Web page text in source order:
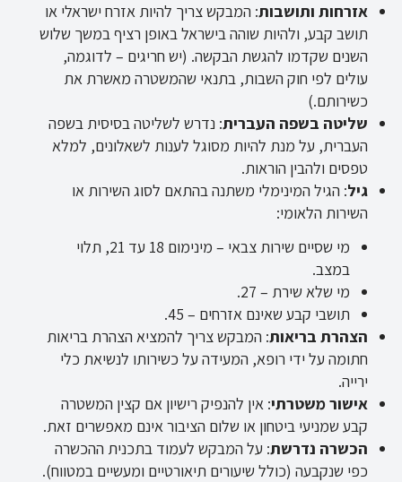
אזרחות ותושבות: המבקש צריך להיות אזרח ישראלי או
תושב קבע, ולהיות שוהה בישראל באופן רציף במשך שלוש
השנים שקדמו להגשת הבקשה. (יש חריגים – לדוגמה,
עולים לפי חוק השבות, בתנאי שהמשטרה מאשרת את
כשירותם.)
שליטה בשפה העברית: נדרש לשליטה בסיסית בשפה
העברית, על מנת להיות מסוגל לענות לשאלונים, למלא
טפסים ולהבין הוראות.
גיל: הגיל המינימלי משתנה בהתאם לסוג השירות או
השירות הלאומי:
מי שסיים שירות צבאי – מינימום 18 עד 21, תלוי
במצב.
מי שלא שירת – 27.
תושבי קבע שאינם אזרחים – 45.
הצהרת בריאות: המבקש צריך להמציא הצהרת בריאות
חתומה על ידי רופא, המעידה על כשירותו לנשיאת כלי
ירייה.
אישור משטרתי: אין להנפיק רישיון אם קצין המשטרה
קבע שמניעי ביטחון או שלום הציבור אינם מאפשרים זאת.
הכשרה נדרשת: על המבקש לעמוד בתכנית ההכשרה
כפי שנקבעה (כולל שיעורים תיאורטיים ומעשיים במטווח).